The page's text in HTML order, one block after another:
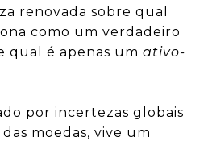
renovada sobre qual
como um verdadeiro
qual é apenas um ativo-
por incertezas globais
moedas, vive um